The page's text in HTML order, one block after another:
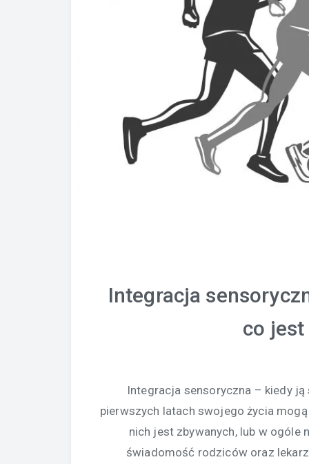
Integracja
co
Integracja sensoryczna – kiedy
pierwszych latach swojego życia
nich jest zbywanych, lub w ogóle
świadomość rodziców oraz